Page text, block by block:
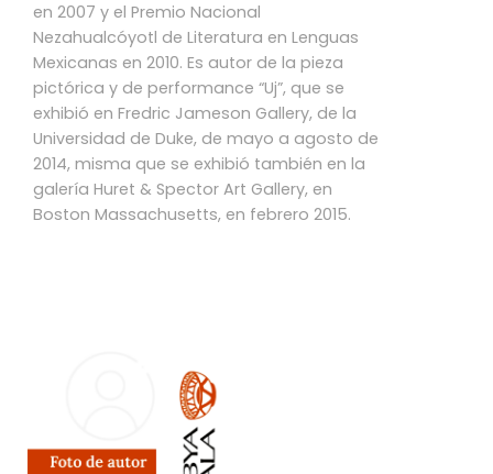
en 2007 y el Premio Nacional
Nezahualcóyotl de Literatura en Lenguas
Mexicanas en 2010. Es autor de la pieza
pictórica y de performance “Uj”, que se
exhibió en Fredric Jameson Gallery, de la
Universidad de Duke, de mayo a agosto de
2014, misma que se exhibió también en la
galería Huret & Spector Art Gallery, en
Boston Massachusetts, en febrero 2015.